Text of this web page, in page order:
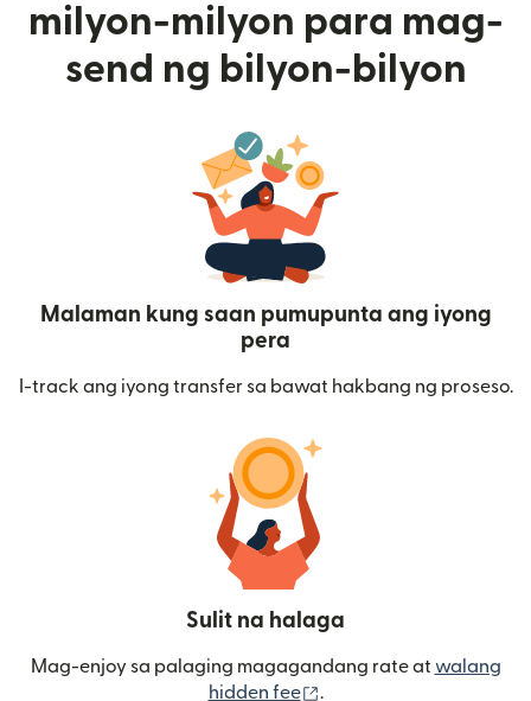
milyon-milyon para mag-
send ng bilyon-bilyon
Malaman kung saan pumupunta ang iyong
pera
I-track ang iyong transfer sa bawat hakbang ng proseso.
Sulit na halaga
Mag-enjoy sa palaging magagandang rate at walang
hidden fee
.